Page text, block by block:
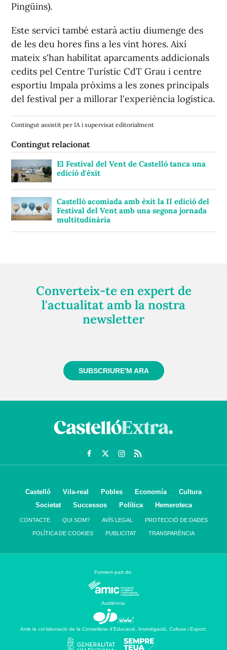
Pingüins).
Este servici també estarà actiu diumenge des
de les deu hores fins a les vint hores. Així
mateix s'han habilitat aparcaments addicionals
cedits pel Centre Turístic CdT Grau i centre
esportiu Impala pròxims a les zones principals
del festival per a millorar l'experiència logística.
Contingut assistit per IA i supervisat editorialment
Contingut relacionat
El Festival del Vent de Castelló tanca una
edició d'èxit
Castelló acomiada amb èxit la II edició del
Festival del Vent amb una segona jornada
multitudinària
Converteix-te en expert de
l'actualitat amb la nostra
newsletter
SUBSCRIURE'M ARA
Castelló Vila-real Pobles Economía
Cultura
Societat
Successos Política Hemeroteca
CONTACTE QUI SOM? AVÍS LEGAL PROTECCIÓ DE DADES
POLÍTICA DE COOKIES PUBLICITAT TRANSPARÈNCIA
Formem part de:
Audiència:
Amb la col·laboració de la Conselleria d’Educació, Investigació, Cultura i Esport: